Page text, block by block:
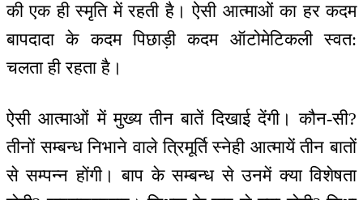
की एक ही स्मृति में रहती है। ऐसी आत्माओं का हर कदम
बापदादा के कदम पिछाड़ी कदम ऑटोमेटिकली स्वत:
चलता ही रहता है।
ऐसी आत्माओं में मुख्य तीन बातें दिखाई देंगी। कौन-सी?
तीनों सम्बन्ध निभाने वाले त्रिमूर्ति स्नेही आत्मायें तीन बातों
से सम्पन्न होंगी। बाप के सम्बन्ध से उनमें क्या विशेषता